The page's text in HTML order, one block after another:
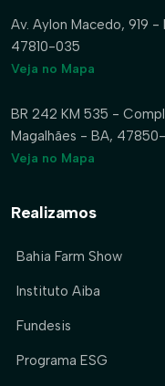
Av. Aylon Macedo, 919
47810-035
Veja no Mapa
BR 242 KM 535 -
Magalhães - BA,
Veja no Mapa
Realizamos
Bahia Farm Show
Instituto Aiba
Fundesis
Programa ESG